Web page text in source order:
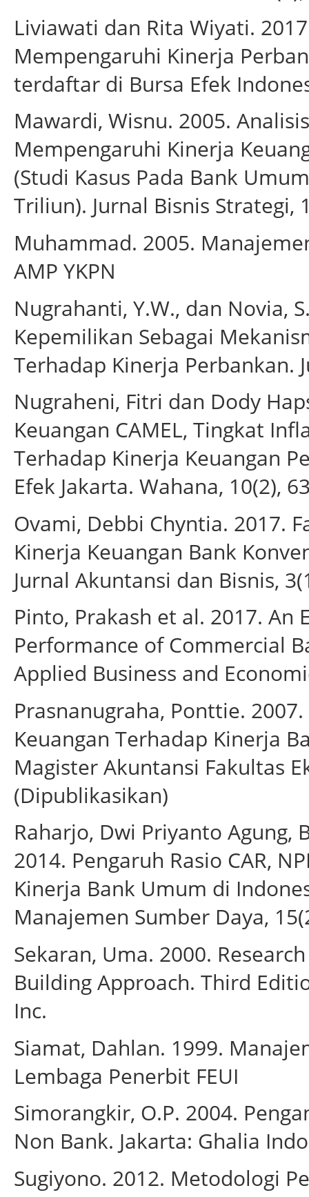
Liviawati dan Rita Wiyati.
Mempengaruhi Kinerja
terdaftar di Bursa Efek
Mawardi, Wisnu. 2005.
Mempengaruhi Kinerja
(Studi Kasus Pada Bank
Triliun). Jurnal Bisnis Strategi,
Muhammad. 2005.
AMP YKPN
Nugrahanti, Y.W., dan Novia,
Kepemilikan Sebagai
Terhadap Kinerja Perbankan.
Nugraheni, Fitri dan Dody
Keuangan CAMEL, Tingkat
Terhadap Kinerja Keuangan
Efek Jakarta. Wahana, 10(2),
Ovami, Debbi Chyntia. 2017.
Kinerja Keuangan Bank
Jurnal Akuntansi dan Bisnis,
Pinto, Prakash et al. 2017. An
Performance of Commercial
Applied Business and
Prasnanugraha, Ponttie.
Keuangan Terhadap Kinerja
Magister Akuntansi Fakultas
(Dipublikasikan)
Raharjo, Dwi Priyanto Agung,
2014. Pengaruh Rasio CAR,
Kinerja Bank Umum di
Manajemen Sumber Daya,
Sekaran, Uma. 2000.
Building Approach. Third
Inc.
Siamat, Dahlan. 1999.
Lembaga Penerbit FEUI
Simorangkir, O.P. 2004.
Non Bank. Jakarta: Ghalia
Sugiyono. 2012. Metodologi